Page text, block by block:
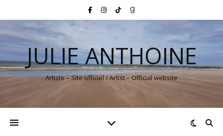
JULIE ANTHOINE
Artiste – Site officiel / Artist – Official website